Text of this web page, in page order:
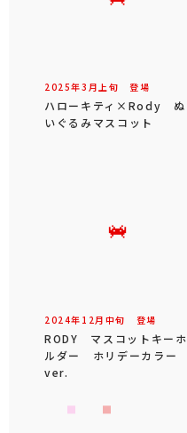
2025年3 月 上旬 登場
ハローキティ×Rody ぬ
いぐるみマスコット
2024年 12 月 中旬 登場
RODY マスコットキーホ
ルダー ホリデーカラー
ver.